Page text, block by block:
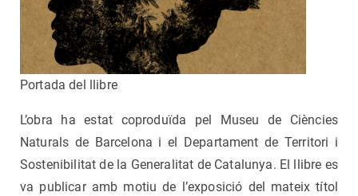
Portada del llibre
L’obra ha estat coproduïda pel Museu de Ciències
Naturals de Barcelona i el Departament de Territori i
Sostenibilitat de la Generalitat de Catalunya. El llibre es
va publicar amb motiu de l’exposició del mateix títol